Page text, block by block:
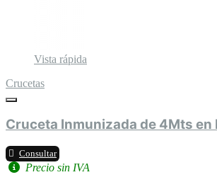
Vista rápida
Crucetas
Cruceta Inmunizada de 4Mts en
Consultar
Precio sin IVA